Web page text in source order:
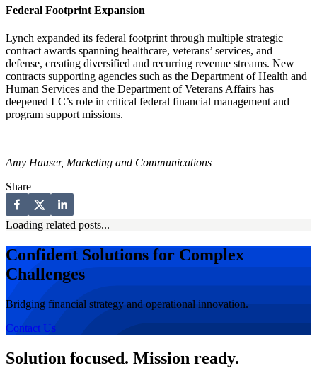
Federal Footprint Expansion​​​​‌ ‍ ​‍​‍‌‍ ‌ ​‍‌‍‍‌‌‍‌ ‌‍‍‌‌‍ ‍​‍​‍​ ‍‍​‍​‍‌ ​ ‌‍​‌‌‍ ‍‌‍‍‌‌ ‌​‌ ‍‌​‍ ‍‌‍‍‌‌‍ ​‍​‍​‍ ​​‍​‍‌‍‍​‌ ​‍‌‍‌‌‌‍‌‍​‍​‍​ ‍‍​‍​‍‌‍‍​‌ ‌​‌ ‌​‌ ​​‌ ​ ​ ‍‍​‍ ​‍ ‌‍ ​‌ ‍‌‌‍ ‍‌‍​ ‌‍‍​‌‍​ ‌‍ ‌‍ ‍‌ ​ ‌ ‌‌‌‍ ​‌ ‌​‌‍​‌‌‍ ‍‌ ‌​‌ ​ ​‍ ‍‌ ​ ‌‍​‌‌‍ ‍‌‍‍‌‌ ‌​‌ ‍‌​‍ ‍‌ ​ ‌ ‌​‌ ‌‌‌‍‌​‌‍‍‌‌‍ ​‍ ‌‍‍‌‌‍ ‍‌ ‌​‌‍‌‌‌‍ ‍‌ ‌​​‍ ‌‍‌‌‌‍‌​‌‍‍‌‌ ‌​​‍ ‌‍ ‌‌‍ ‌‍‌​‌‍‌‌​ ‌‌ ​​‌ ​‍‌‍‌‌‌ ​ ‌‍‌‌‌‍ ‍‌ ‌​‌‍​‌‌ ‌​‌‍‍‌‌‍ ‌‍ ‍​ ‍ ‌‍‍‌‌‍‌​​ ‌​ ‍​‌‍​ ‌‍​ ​ ‌‌​ ‌ ‌‍​‌​ ‌‍​ ‌‌​‍ ‌​ ‍​​ ​‍​ ​‍​ ‍‌​‍ ‌​ ‌​​ ‌‌​ ‌ ‌‍​ ​‍ ‌​ ‍​​ ‌‌​ ‌​​ ​ ​‍ ‌‌‍​‌​ ​‌‌‍​ ​ ‍​​ ‌​‌‍‌​​ ‍​​ ‍‌‌‍​ ‌‍​ ​ ‌‍​ ​‌​ ‍ ‌ ‌​‌ ‍‌‌ ​​‌‍‌‌​ ‌‌‍​‍‌‍ ​‌‍ ‌‍‌ ​ ‍ ‌ ​​‌‍​‌‌ ‌​‌‍‍​​ ‌‌ ​‍‌‍‍‌‌‍​ ‌‍‍​‌‌‌​‌‍‌‌‌ ‍​‌ ‌​​‍‌‌​ ‌‌‌​​‍‌‌ ‌‍‍ ‌‍‌‌‌ ‍‌​‍‌‌​ ​ ‌​‌​​‍‌‌​ ​ ‌​‌​​‍‌‌​ ​‍​ ​‍‌‍‌​​ ​‍​ ‌‍​ ‌‍​ ​‌​ ​‍​ ‍‌​ ‌‍‌‍‌​‌‍​‌​ ​‍‌‍‌‍​‍‌‌​ ​‍​ ​‍​‍‌‌​ ‌‌‌​‌​​‍ ‍‌‍​ ‌‍‍​‌‍‍‌‌‍ ​‌‍‌​‌ ​‍‌‍‌‌‌‍ ‍​‍‌‌​ ‌‌‌​​‍‌‌ ‌‍‍ ‌‍‌‌‌ ‍‌​‍‌‌​ ​ ‌​‌​​‍‌‌​ ​ ‌​‌​​‍‌‌​ ​‍​ ​‍​ ​‌​ ‌ ‌‍​‌​ ​‍​ ‍‌​ ​‍​ ​‍​ ​‍‌‍​ ​ ‍‌‌‍​‌‌‍​‌​‍‌‌​ ​‍​ ​‍​‍‌‌​ ‌‌‌​‌​​‍ ‍‌ ‌​‌‍‌‌‌ ‍​‌ ‌​​ ‌‍​‍‌‍​‌‌ ​ ‌‍‌‌‌‌‌‌‌ ​‍‌‍ ​​ ‌‌‍‍​‌ ‌​‌ ‌​‌ ​​‌ ​ ​‍‌‌​ ​ ‌​​‌​‍‌‌​ ​‍‌​‌‍​‍‌‌​ ​‍‌​‌‍‌‍ ​‌ ‍‌‌‍ ‍‌‍​ ‌‍‍​‌‍​ ‌‍ ‌‍ ‍‌ ​ ‌ ‌‌‌‍ ​‌ ‌​‌‍​‌‌‍ ‍‌ ‌​‌ ​ ​‍ ‍‌ ​ ‌‍​‌‌‍ ‍‌‍‍‌‌ ‌​‌ ‍‌​‍ ‍‌ ​ ‌ ‌​‌ ‌‌‌‍‌​‌‍‍‌‌‍ ​‍‌‍‌‍‍‌‌‍‌​​ ‌​ ‍​‌‍​ ‌‍​ ​ ‌‌​ ‌ ‌‍​‌​ ‌‍​ ‌‌​‍ ‌​ ‍​​ ​‍​ ​‍​ ‍‌​‍ ‌​ ‌​​ ‌‌​ ‌ ‌‍​ ​‍ ‌​ ‍​​ ‌‌​ ‌​​ ​ ​‍ ‌‌‍​‌​ ​‌‌‍​ ​ ‍​​ ‌​‌‍‌​​ ‍​​ ‍‌‌‍​ ‌‍​ ​ ‌‍​ ​‌​‍‌‍‌ ‌​‌ ‍‌‌ ​​‌‍‌‌​ ‌‌‍​‍‌‍ ​‌‍ ‌‍‌ ​‍‌‍‌ ​​‌‍​‌‌ ‌​‌‍‍​​ ‌‌ ​‍‌‍‍‌‌‍​ ‌‍‍​‌‌‌​‌‍‌‌‌ ‍​‌ ‌​​‍‌‌​ ‌‌‌​​‍‌‌ ‌‍‍ ‌‍‌‌‌ ‍‌​‍‌‌​ ​ ‌​‌​​‍‌‌​ ​ ‌​‌​​‍‌‌​ ​‍​ ​‍‌‍‌​​ ​‍​ ‌‍​ ‌‍​ ​‌​ ​‍​ ‍‌​ ‌‍‌‍‌​‌‍​‌​ ​‍‌‍‌‍​‍‌‌​ ​‍​ ​‍​‍‌‌​ ‌‌‌​‌​​‍ ‍‌‍​ ‌‍‍​‌‍‍‌‌‍ ​‌‍‌​‌ ​‍‌‍‌‌‌‍ ‍​‍‌‌​ ‌‌‌​​‍‌‌ ‌‍‍ ‌‍‌‌‌ ‍‌​‍‌‌​ ​ ‌​‌​​‍‌‌​ ​ ‌​‌​​‍‌‌​ ​‍​ ​‍​ ​‌​ ‌ ‌‍​‌​ ​‍​ ‍‌​ ​‍​ ​‍​ ​‍‌‍​ ​ ‍‌‌‍​‌‌‍​‌​‍‌‌​ ​‍​ ​‍​‍‌‌​ ‌‌‌​‌​​‍ ‍‌ ‌​‌‍‌‌‌ ‍​‌ ‌​​‍‌‍‌ ​​‌‍‌‌‌ ​‍‌ ​ ‌ ​​‌‍‌‌‌‍​ ‌ ‌​‌‍‍‌‌ ‌‍‌‍‌‌​ ‌‌ ​​‌ ‌‌‌‍​‍‌‍ ​‌‍‍‌‌ ​ ‌‍‍​‌‍‌‌‌‍‌​​‍​‍‌ ‌
Lynch expanded its federal footprint through multiple strategic
contract awards spanning healthcare, veterans’ services, and
defense, creating diversified and recurring revenue streams. New
contracts supporting agencies such as the Department of Health and
Human Services and the Department of Veterans Affairs has
deepened LC’s role in critical federal financial management and
program support missions.​​​​​‌ ‍ ​‍​‍‌‍ ‌ ​‍‌‍‍‌‌‍‌ ‌‍‍‌‌‍ ‍​‍​‍​ ‍‍​‍​‍‌ ​ ‌‍​‌‌‍ ‍‌‍‍‌‌ ‌​‌ ‍‌​‍ ‍‌‍‍‌‌‍ ​‍​‍​‍ ​​‍​‍‌‍‍​‌ ​‍‌‍‌‌‌‍‌‍​‍​‍​ ‍‍​‍​‍‌‍‍​‌ ‌​‌ ‌​‌ ​​‌ ​ ​ ‍‍​‍ ​‍ ‌‍ ​‌ ‍‌‌‍ ‍‌‍​ ‌‍‍​‌‍​ ‌‍ ‌‍ ‍‌ ​ ‌ ‌‌‌‍ ​‌ ‌​‌‍​‌‌‍ ‍‌ ‌​‌ ​ ​‍ ‍‌ ​ ‌‍​‌‌‍ ‍‌‍‍‌‌ ‌​‌ ‍‌​‍ ‍‌ ​ ‌ ‌​‌ ‌‌‌‍‌​‌‍‍‌‌‍ ​‍ ‌‍‍‌‌‍ ‍‌ ‌​‌‍‌‌‌‍ ‍‌ ‌​​‍ ‌‍‌‌‌‍‌​‌‍‍‌‌ ‌​​‍ ‌‍ ‌‌‍ ‌‍‌​‌‍‌‌​ ‌‌ ​​‌ ​‍‌‍‌‌‌ ​ ‌‍‌‌‌‍ ‍‌ ‌​‌‍​‌‌ ‌​‌‍‍‌‌‍ ‌‍ ‍​ ‍ ‌‍‍‌‌‍‌​​ ‌​ ‍​‌‍​ ‌‍​ ​ ‌‌​ ‌ ‌‍​‌​ ‌‍​ ‌‌​‍ ‌​ ‍​​ ​‍​ ​‍​ ‍‌​‍ ‌​ ‌​​ ‌‌​ ‌ ‌‍​ ​‍ ‌​ ‍​​ ‌‌​ ‌​​ ​ ​‍ ‌‌‍​‌​ ​‌‌‍​ ​ ‍​​ ‌​‌‍‌​​ ‍​​ ‍‌‌‍​ ‌‍​ ​ ‌‍​ ​‌​ ‍ ‌ ‌​‌ ‍‌‌ ​​‌‍‌‌​ ‌‌‍​‍‌‍ ​‌‍ ‌‍‌ ​ ‍ ‌ ​​‌‍​‌‌ ‌​‌‍‍​​ ‌‌ ​‍‌‍‍‌‌‍​ ‌‍‍​‌‌‌​‌‍‌‌‌ ‍​‌ ‌​​‍‌‌​ ‌‌‌​​‍‌‌ ‌‍‍ ‌‍‌‌‌ ‍‌​‍‌‌​ ​ ‌​‌​​‍‌‌​ ​ ‌​‌​​‍‌‌​ ​‍​ ​‍​ ‌ ‌‍‌‌​ ‌‌‌‍‌‌‌‍‌‍‌‍​‍‌‍​‌​ ​ ​ ‌‌‌‍​‍‌‍‌‌‌‍‌‍​‍‌‌​ ​‍​ ​‍​‍‌‌​ ‌‌‌​‌​​‍ ‍‌‍​ ‌‍‍​‌‍‍‌‌‍ ​‌‍‌​‌ ​‍‌‍‌‌‌‍ ‍​‍‌‌​ ‌‌‌​​‍‌‌ ‌‍‍ ‌‍‌‌‌ ‍‌​‍‌‌​ ​ ‌​‌​​‍‌‌​ ​ ‌​‌​​‍‌‌​ ​‍​ ​‍​ ‍‌​ ​‍‌‍‌‌​ ‌‌​ ​​​ ​​‌‍‌‌‌‍​‌​ ​ ‌‍​‍​ ‍‌‌‍​ ​‍‌‌​ ​‍​ ​‍​‍‌‌​ ‌‌‌​‌​​‍ ‍‌ ‌​‌‍‌‌‌ ‍​‌ ‌​​ ‌‍​‍‌‍​‌‌ ​ ‌‍‌‌‌‌‌‌‌ ​‍‌‍ ​​ ‌‌‍‍​‌ ‌​‌ ‌​‌ ​​‌ ​ ​‍‌‌​ ​ ‌​​‌​‍‌‌​ ​‍‌​‌‍​‍‌‌​ ​‍‌​‌‍‌‍ ​‌ ‍‌‌‍ ‍‌‍​ ‌‍‍​‌‍​ ‌‍ ‌‍ ‍‌ ​ ‌ ‌‌‌‍ ​‌ ‌​‌‍​‌‌‍ ‍‌ ‌​‌ ​ ​‍ ‍‌ ​ ‌‍​‌‌‍ ‍‌‍‍‌‌ ‌​‌ ‍‌​‍ ‍‌ ​ ‌ ‌​‌ ‌‌‌‍‌​‌‍‍‌‌‍ ​‍‌‍‌‍‍‌‌‍‌​​ ‌​ ‍​‌‍​ ‌‍​ ​ ‌‌​ ‌ ‌‍​‌​ ‌‍​ ‌‌​‍ ‌​ ‍​​ ​‍​ ​‍​ ‍‌​‍ ‌​ ‌​​ ‌‌​ ‌ ‌‍​ ​‍ ‌​ ‍​​ ‌‌​ ‌​​ ​ ​‍ ‌‌‍​‌​ ​‌‌‍​ ​ ‍​​ ‌​‌‍‌​​ ‍​​ ‍‌‌‍​ ‌‍​ ​ ‌‍​ ​‌​‍‌‍‌ ‌​‌ ‍‌‌ ​​‌‍‌‌​ ‌‌‍​‍‌‍ ​‌‍ ‌‍‌ ​‍‌‍‌ ​​‌‍​‌‌ ‌​‌‍‍​​ ‌‌ ​‍‌‍‍‌‌‍​ ‌‍‍​‌‌‌​‌‍‌‌‌ ‍​‌ ‌​​‍‌‌​ ‌‌‌​​‍‌‌ ‌‍‍ ‌‍‌‌‌ ‍‌​‍‌‌​ ​ ‌​‌​​‍‌‌​ ​ ‌​‌​​‍‌‌​ ​‍​ ​‍​ ‌ ‌‍‌‌​ ‌‌‌‍‌‌‌‍‌‍‌‍​‍‌‍​‌​ ​ ​ ‌‌‌‍​‍‌‍‌‌‌‍‌‍​‍‌‌​ ​‍​ ​‍​‍‌‌​ ‌‌‌​‌​​‍ ‍‌‍​ ‌‍‍​‌‍‍‌‌‍ ​‌‍‌​‌ ​‍‌‍‌‌‌‍ ‍​‍‌‌​ ‌‌‌​​‍‌‌ ‌‍‍ ‌‍‌‌‌ ‍‌​‍‌‌​ ​ ‌​‌​​‍‌‌​ ​ ‌​‌​​‍‌‌​ ​‍​ ​‍​ ‍‌​ ​‍‌‍‌‌​ ‌‌​ ​​​ ​​‌‍‌‌‌‍​‌​ ​ ‌‍​‍​ ‍‌‌‍​ ​‍‌‌​ ​‍​ ​‍​‍‌‌​ ‌‌‌​‌​​‍ ‍‌ ‌​‌‍‌‌‌ ‍​‌ ‌​​‍‌‍‌ ​​‌‍‌‌‌ ​‍‌ ​ ‌ ​​‌‍‌‌‌‍​ ‌ ‌​‌‍‍‌‌ ‌‍‌‍‌‌​ ‌‌ ​​‌ ‌‌‌‍​‍‌‍ ​‌‍‍‌‌ ​ ‌‍‍​‌‍‌‌‌‍‌​​‍​‍‌ ‌
Amy Hauser, Marketing and Communications​​​​‌ ‍ ​‍​‍‌‍ ‌ ​‍‌‍‍‌‌‍‌ ‌‍‍‌‌‍ ‍​‍​‍​ ‍‍​‍​‍‌ ​ ‌‍​‌‌‍ ‍‌‍‍‌‌ ‌​‌ ‍‌​‍ ‍‌‍‍‌‌‍ ​‍​‍​‍ ​​‍​‍‌‍‍​‌ ​‍‌‍‌‌‌‍‌‍​‍​‍​ ‍‍​‍​‍‌‍‍​‌ ‌​‌ ‌​‌ ​​‌ ​ ​ ‍‍​‍ ​‍ ‌‍ ​‌ ‍‌‌‍ ‍‌‍​ ‌‍‍​‌‍​ ‌‍ ‌‍ ‍‌ ​ ‌ ‌‌‌‍ ​‌ ‌​‌‍​‌‌‍ ‍‌ ‌​‌ ​ ​‍ ‍‌ ​ ‌‍​‌‌‍ ‍‌‍‍‌‌ ‌​‌ ‍‌​‍ ‍‌ ​ ‌ ‌​‌ ‌‌‌‍‌​‌‍‍‌‌‍ ​‍ ‌‍‍‌‌‍ ‍‌ ‌​‌‍‌‌‌‍ ‍‌ ‌​​‍ ‌‍‌‌‌‍‌​‌‍‍‌‌ ‌​​‍ ‌‍ ‌‌‍ ‌‍‌​‌‍‌‌​ ‌‌ ​​‌ ​‍‌‍‌‌‌ ​ ‌‍‌‌‌‍ ‍‌ ‌​‌‍​‌‌ ‌​‌‍‍‌‌‍ ‌‍ ‍​ ‍ ‌‍‍‌‌‍‌​​ ‌​ ‍​‌‍​ ‌‍​ ​ ‌‌​ ‌ ‌‍​‌​ ‌‍​ ‌‌​‍ ‌​ ‍​​ ​‍​ ​‍​ ‍‌​‍ ‌​ ‌​​ ‌‌​ ‌ ‌‍​ ​‍ ‌​ ‍​​ ‌‌​ ‌​​ ​ ​‍ ‌‌‍​‌​ ​‌‌‍​ ​ ‍​​ ‌​‌‍‌​​ ‍​​ ‍‌‌‍​ ‌‍​ ​ ‌‍​ ​‌​ ‍ ‌ ‌​‌ ‍‌‌ ​​‌‍‌‌​ ‌‌‍​‍‌‍ ​‌‍ ‌‍‌ ​ ‍ ‌ ​​‌‍​‌‌ ‌​‌‍‍​​ ‌‌ ​‍‌‍‍‌‌‍​ ‌‍‍​‌‌‌​‌‍‌‌‌ ‍​‌ ‌​​‍‌‌​ ‌‌‌​​‍‌‌ ‌‍‍ ‌‍‌‌‌ ‍‌​‍‌‌​ ​ ‌​‌​​‍‌‌​ ​ ‌​‌​​‍‌‌​ ​‍​ ​‍‌‍‌‌​ ​ ​ ‌​‌‍​ ‌‍​ ‌‍​‍‌‍​‌​ ​‌‌‍​‍​ ‌‍​ ‌‍‌‍​ ​‍‌‌​ ​‍​ ​‍​‍‌‌​ ‌‌‌​‌​​‍ ‍‌‍​ ‌‍‍​‌‍‍‌‌‍ ​‌‍‌​‌ ​‍‌‍‌‌‌‍ ‍​‍‌‌​ ‌‌‌​​‍‌‌ ‌‍‍ ‌‍‌‌‌ ‍‌​‍‌‌​ ​ ‌​‌​​‍‌‌​ ​ ‌​‌​​‍‌‌​ ​‍​ ​‍​ ‌ ‌‍​‌​ ‌ ‌‍‌​​ ‍‌​ ‌‍‌‍​‍​ ​ ‌‍​ ​ ‌ ​ ‌‍​ ‌ ​‍‌‌​ ​‍​ ​‍​‍‌‌​ ‌‌‌​‌​​‍ ‍‌ ‌​‌‍‌‌‌ ‍​‌ ‌​​ ‌‍​‍‌‍​‌‌ ​ ‌‍‌‌‌‌‌‌‌ ​‍‌‍ ​​ ‌‌‍‍​‌ ‌​‌ ‌​‌ ​​‌ ​ ​‍‌‌​ ​ ‌​​‌​‍‌‌​ ​‍‌​‌‍​‍‌‌​ ​‍‌​‌‍‌‍ ​‌ ‍‌‌‍ ‍‌‍​ ‌‍‍​‌‍​ ‌‍ ‌‍ ‍‌ ​ ‌ ‌‌‌‍ ​‌ ‌​‌‍​‌‌‍ ‍‌ ‌​‌ ​ ​‍ ‍‌ ​ ‌‍​‌‌‍ ‍‌‍‍‌‌ ‌​‌ ‍‌​‍ ‍‌ ​ ‌ ‌​‌ ‌‌‌‍‌​‌‍‍‌‌‍ ​‍‌‍‌‍‍‌‌‍‌​​ ‌​ ‍​‌‍​ ‌‍​ ​ ‌‌​ ‌ ‌‍​‌​ ‌‍​ ‌‌​‍ ‌​ ‍​​ ​‍​ ​‍​ ‍‌​‍ ‌​ ‌​​ ‌‌​ ‌ ‌‍​ ​‍ ‌​ ‍​​ ‌‌​ ‌​​ ​ ​‍ ‌‌‍​‌​ ​‌‌‍​ ​ ‍​​ ‌​‌‍‌​​ ‍​​ ‍‌‌‍​ ‌‍​ ​ ‌‍​ ​‌​‍‌‍‌ ‌​‌ ‍‌‌ ​​‌‍‌‌​ ‌‌‍​‍‌‍ ​‌‍ ‌‍‌ ​‍‌‍‌ ​​‌‍​‌‌ ‌​‌‍‍​​ ‌‌ ​‍‌‍‍‌‌‍​ ‌‍‍​‌‌‌​‌‍‌‌‌ ‍​‌ ‌​​‍‌‌​ ‌‌‌​​‍‌‌ ‌‍‍ ‌‍‌‌‌ ‍‌​‍‌‌​ ​ ‌​‌​​‍‌‌​ ​ ‌​‌​​‍‌‌​ ​‍​ ​‍‌‍‌‌​ ​ ​ ‌​‌‍​ ‌‍​ ‌‍​‍‌‍​‌​ ​‌‌‍​‍​ ‌‍​ ‌‍‌‍​ ​‍‌‌​ ​‍​ ​‍​‍‌‌​ ‌‌‌​‌​​‍ ‍‌‍​ ‌‍‍​‌‍‍‌‌‍ ​‌‍‌​‌ ​‍‌‍‌‌‌‍ ‍​‍‌‌​ ‌‌‌​​‍‌‌ ‌‍‍ ‌‍‌‌‌ ‍‌​‍‌‌​ ​ ‌​‌​​‍‌‌​ ​ ‌​‌​​‍‌‌​ ​‍​ ​‍​ ‌ ‌‍​‌​ ‌ ‌‍‌​​ ‍‌​ ‌‍‌‍​‍​ ​ ‌‍​ ​ ‌ ​ ‌‍​ ‌ ​‍‌‌​ ​‍​ ​‍​‍‌‌​ ‌‌‌​‌​​‍ ‍‌ ‌​‌‍‌‌‌ ‍​‌ ‌​​‍‌‍‌ ​​‌‍‌‌‌ ​‍‌ ​ ‌ ​​‌‍‌‌‌‍​ ‌ ‌​‌‍‍‌‌ ‌‍‌‍‌‌​ ‌‌ ​​‌ ‌‌‌‍​‍‌‍ ​‌‍‍‌‌ ​ ‌‍‍​‌‍‌‌‌‍‌​​‍​‍‌ ‌
Share
Loading related posts...
Confident Solutions for Complex
Challenges
Bridging financial strategy and operational innovation.
Contact Us
Solution focused. Mission ready.